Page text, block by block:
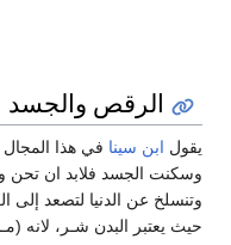
الرقص والجسد
يقول ابن سينا في هذا
وسكنت الجسد فلابد ان تحن
وتنسلخ عن الدنيا لتصعد إلى
حيث يعتبر البدن شـر، لانه